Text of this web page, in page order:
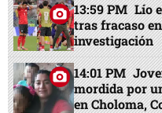
13:59 PM Lío
tras fracaso
investigación
14:01 PM
mordida por
en Choloma,